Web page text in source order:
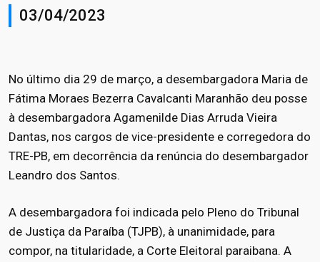
03/04/2023
No último dia 29 de março, a desembargadora Maria de
Fátima Moraes Bezerra Cavalcanti Maranhão deu posse
à desembargadora Agamenilde Dias Arruda Vieira
Dantas, nos cargos de vice-presidente e corregedora do
TRE-PB, em decorrência da renúncia do desembargador
Leandro dos Santos.
A desembargadora foi indicada pelo Pleno do Tribunal
de Justiça da Paraíba (TJPB), à unanimidade, para
compor, na titularidade, a Corte Eleitoral paraibana. A